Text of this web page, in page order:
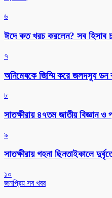
৬
ঈদে কত খরচ করলেন? সব হিসাব
৭
অনিমেষকে জিম্মি করে জলদস্যু
৮
সাতক্ষীরায় ৪৭তম জাতীয় বিজ্ঞান
৯
সাতক্ষীরায় গহনা ছিনতাইকালে
১০
জনপ্রিয় সব খবর